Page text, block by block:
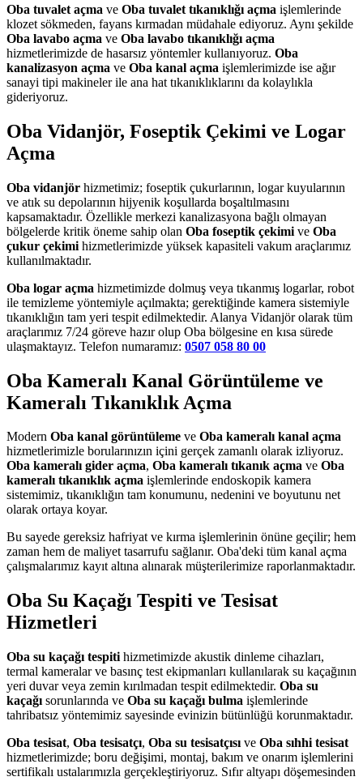
Oba tuvalet açma ve Oba tuvalet tıkanıklığı açma işlemlerinde
klozet sökmeden, fayans kırmadan müdahale ediyoruz. Aynı şekilde
Oba lavabo açma ve Oba lavabo tıkanıklığı açma
hizmetlerimizde de hasarsız yöntemler kullanıyoruz. Oba
kanalizasyon açma ve Oba kanal açma işlemlerimizde ise ağır
sanayi tipi makineler ile ana hat tıkanıklıklarını da kolaylıkla
gideriyoruz.
Oba Vidanjör, Foseptik Çekimi ve Logar
Açma
Oba vidanjör hizmetimiz; foseptik çukurlarının, logar kuyularının
ve atık su depolarının hijyenik koşullarda boşaltılmasını
kapsamaktadır. Özellikle merkezi kanalizasyona bağlı olmayan
bölgelerde kritik öneme sahip olan Oba foseptik çekimi ve Oba
çukur çekimi hizmetlerimizde yüksek kapasiteli vakum araçlarımız
kullanılmaktadır.
Oba logar açma hizmetimizde dolmuş veya tıkanmış logarlar, robot
ile temizleme yöntemiyle açılmakta; gerektiğinde kamera sistemiyle
tıkanıklığın tam yeri tespit edilmektedir. Alanya Vidanjör olarak tüm
araçlarımız 7/24 göreve hazır olup Oba bölgesine en kısa sürede
ulaşmaktayız. Telefon numaramız: 0507 058 80 00
Oba Kameralı Kanal Görüntüleme ve
Kameralı Tıkanıklık Açma
Modern Oba kanal görüntüleme ve Oba kameralı kanal açma
hizmetlerimizle borularınızın içini gerçek zamanlı olarak izliyoruz.
Oba kameralı gider açma, Oba kameralı tıkanık açma ve Oba
kameralı tıkanıklık açma işlemlerinde endoskopik kamera
sistemimiz, tıkanıklığın tam konumunu, nedenini ve boyutunu net
olarak ortaya koyar.
Bu sayede gereksiz hafriyat ve kırma işlemlerinin önüne geçilir; hem
zaman hem de maliyet tasarrufu sağlanır. Oba'deki tüm kanal açma
çalışmalarımız kayıt altına alınarak müşterilerimize raporlanmaktadır.
Oba Su Kaçağı Tespiti ve Tesisat
Hizmetleri
Oba su kaçağı tespiti hizmetimizde akustik dinleme cihazları,
termal kameralar ve basınç test ekipmanları kullanılarak su kaçağının
yeri duvar veya zemin kırılmadan tespit edilmektedir. Oba su
kaçağı sorunlarında ve Oba su kaçağı bulma işlemlerinde
tahribatsız yöntemimiz sayesinde evinizin bütünlüğü korunmaktadır.
Oba tesisat, Oba tesisatçı, Oba su tesisatçısı ve Oba sıhhi tesisat
hizmetlerimizde; boru değişimi, montaj, bakım ve onarım işlemlerini
sertifikalı ustalarımızla gerçekleştiriyoruz. Sıfır altyapı döşemesinden